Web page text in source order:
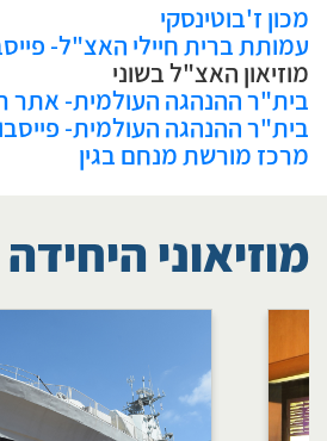
מכון ז'בוטינסקי
עמותת ברית חיילי האצ"ל-
מוזיאון האצ"ל בשוני
בית"ר ההנהגה העולמית- אתר
בית"ר ההנהגה העולמית-
​מרכז מורשת מנחם בגין​​
מוזיאוני היחידה